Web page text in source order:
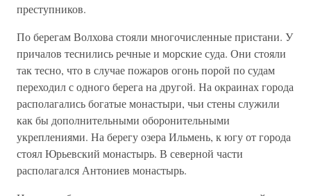
преступников.
По берегам Волхова стояли многочисленные пристани. У
причалов теснились речные и морские суда. Они стояли
так тесно, что в случае пожаров огонь порой по судам
переходил с одного берега на другой. На окраинах города
располагались богатые монастыри, чьи стены служили
как бы дополнительными оборонительными
укреплениями. На берегу озера Ильмень, к югу от города
стоял Юрьевский монастырь. В северной части
располагался Антониев монастырь.